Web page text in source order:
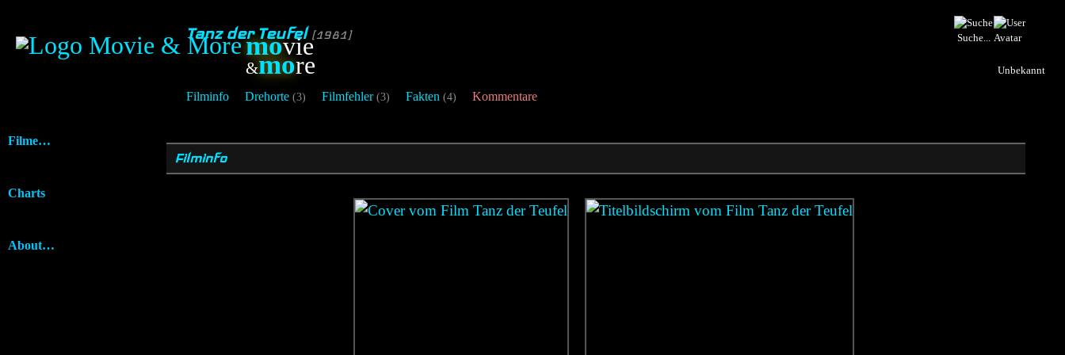
movie
&more
Suche...
Unbekannt
Tanz der Teufel [1981]
Filminfo Drehorte (3) Filmfehler (3) Fakten (4) Kommentare
Filme…
Charts
About…
Filminfo